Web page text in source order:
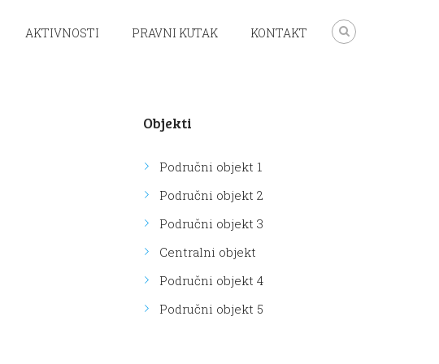
AKTIVNOSTI PRAVNI KUTAK KONTAKT
Objekti
Područni objekt 1
Područni objekt 2
Područni objekt 3
Centralni objekt
Područni objekt 4
Područni objekt 5